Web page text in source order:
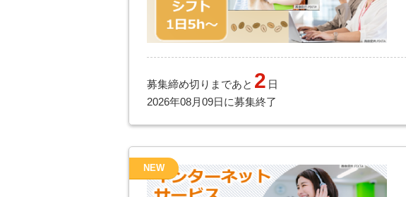
募集締め切りまであと 2 日
2026年08月09日に募集終了
NEW